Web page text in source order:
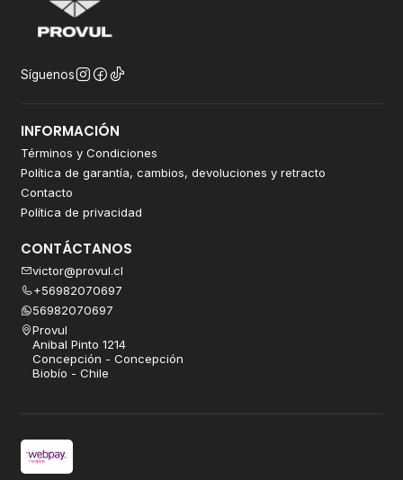
Síguenos
INFORMACIÓN
Términos y Condiciones
Política de garantía, cambios, devoluciones y retracto
Contacto
Política de privacidad
CONTÁCTANOS
victor@provul.cl
+56982070697
56982070697
Provul
Anibal Pinto 1214
Concepción - Concepción
Biobío - Chile